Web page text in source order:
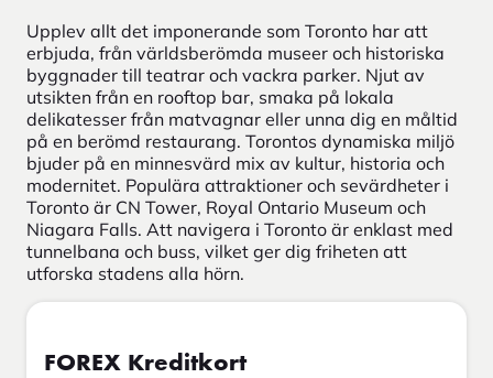
Upplev allt det imponerande som Toronto har att
erbjuda, från världsberömda museer och historiska
byggnader till teatrar och vackra parker. Njut av
utsikten från en rooftop bar, smaka på lokala
delikatesser från matvagnar eller unna dig en måltid
på en berömd restaurang. Torontos dynamiska miljö
bjuder på en minnesvärd mix av kultur, historia och
modernitet. Populära attraktioner och sevärdheter i
Toronto är CN Tower, Royal Ontario Museum och
Niagara Falls. Att navigera i Toronto är enklast med
tunnelbana och buss, vilket ger dig friheten att
utforska stadens alla hörn.
FOREX Kreditkort